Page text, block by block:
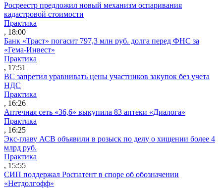
Росреестр предложил новый механизм оспаривания
кадастровой стоимости
Практика
, 18:00
Банк «Траст» погасит 797,3 млн руб. долга перед ФНС за
«Гема-Инвест»
Практика
, 17:51
ВС запретил уравнивать цены участников закупок без учета
НДС
Практика
, 16:26
Аптечная сеть «36,6» выкупила 83 аптеки «Диалога»
Практика
, 16:25
Экс-главу АСВ объявили в розыск по делу о хищении более 4
млрд руб.
Практика
, 15:55
СИП поддержал Роспатент в споре об обозначении
«Нетдолгофф»